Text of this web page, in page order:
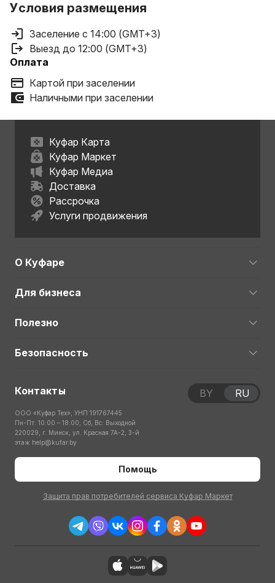
Условия размещения
Заселение с 14:00 (GMT+3)
Выезд до 12:00 (GMT+3)
Оплата
Картой при заселении
Наличными при заселении
Куфар Карта
Куфар Маркет
Куфар Медиа
Доставка
Рассрочка
Услуги продвижения
О Куфаре
Для бизнеса
Полезно
Безопасность
Контакты
ООО «Куфар Тех», УНП 191767445
Пн-Пт: 10:00 – 18:00; Сб, Вс: Выходной
220029, г. Минск, ул. Красная 7А-2, 3-й
этаж help@kufar.by
Помощь
Защита прав потребителей сервиса Куфар Маркет
BY RU